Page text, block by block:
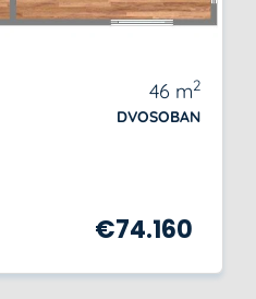
46 m2
DVOSOBAN
€74.160